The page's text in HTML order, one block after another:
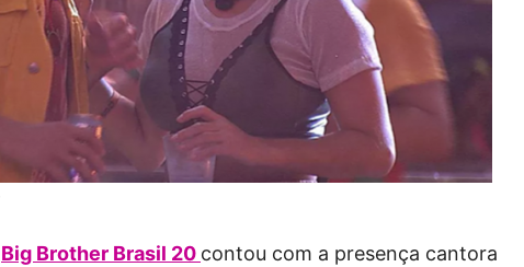
Big Brother Brasil 20 contou com a presença cantora